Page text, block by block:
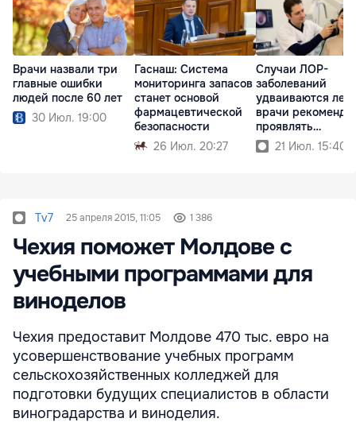
Врачи назвали три
главные ошибки
людей после 60 лет
30 Июл. 19:00
Гаснаш: Система
мониторинга запасов
станет основой
фармацевтической
безопасности
26 Июл. 20:27
Случаи ЛОР-
заболеваний
удваиваются
врачи
проявлять
осторожность
21 Июл. 15:40
Tv7 25 апреля 2015, 11:05 1 386
Чехия поможет Молдове с
учебными программами для
виноделов
Чехия предоставит Молдове 470 тыс. евро на
усовершенствование учебных программ
сельскохозяйственных колледжей для
подготовки будущих специалистов в области
виноградарства и виноделия.